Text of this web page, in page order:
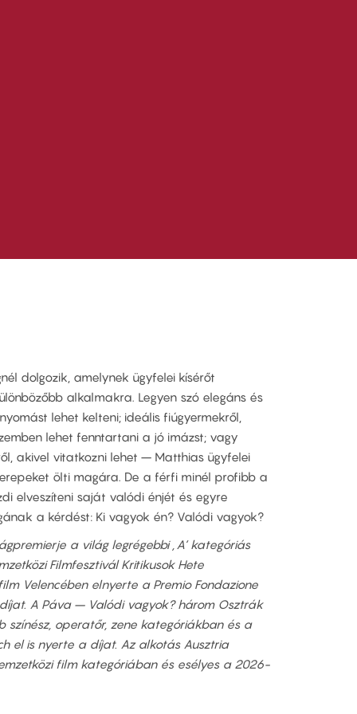
dolgozik, amelynek ügyfelei kísérőt
alkalmakra. Legyen szó elegáns és
lehet kelteni; ideális fiúgyermekről,
lehet fenntartani a jó imázst; vagy
akivel vitatkozni lehet – Matthias ügyfelei
ölti magára. De a férfi minél profibb a
elveszíteni saját valódi énjét és egyre
a kérdést: Ki vagyok én? Valódi vagyok?
a világ legrégebbi ‚A‘ kategóriás
Filmfesztivál Kritikusok Hete
Velencében elnyerte a Premio Fondazione
A Páva – Valódi vagyok? három Osztrák
színész, operatőr, zene kategóriákban és a
el is nyerte a díjat. Az alkotás Ausztria
film kategóriában és esélyes a 2026-